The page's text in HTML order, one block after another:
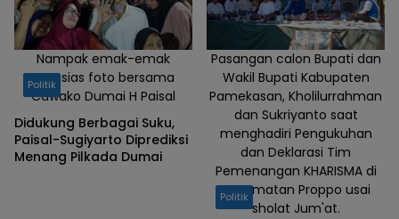
Nampak emak-emak
antusias foto bersama
Cawako Dumai H Paisal
Politik
Didukung Berbagai Suku,
Paisal-Sugiyarto Diprediksi
Menang Pilkada Dumai
Pasangan calon Bupati dan
Wakil Bupati Kabupaten
Pamekasan, Kholilurrahman
dan Sukriyanto saat
menghadiri Pengukuhan
dan Deklarasi Tim
Pemenangan KHARISMA di
Kecamatan Proppo usai
sholat Jum'at.
Politik